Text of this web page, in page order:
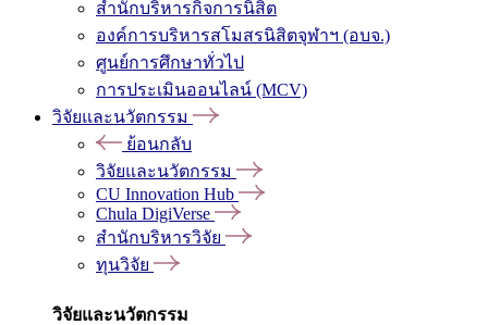
สำนักบริหารกิจการนิสิต
องค์การบริหารสโมสรนิสิตจุฬาฯ (อบจ.)
ศูนย์การศึกษาทั่วไป
การประเมินออนไลน์ (MCV)
วิจัยและนวัตกรรม
ย้อนกลับ
วิจัยและนวัตกรรม
CU Innovation Hub
Chula DigiVerse
สำนักบริหารวิจัย
ทุนวิจัย
วิจัยและนวัตกรรม